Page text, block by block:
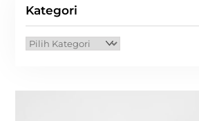
Kategori
Kategori